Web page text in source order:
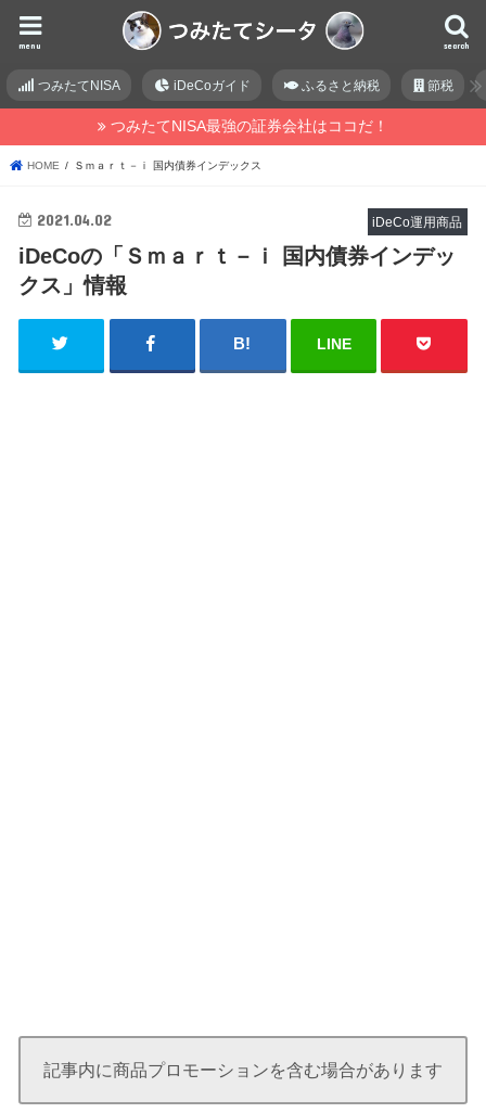
search
menu
つみたてNISA iDeCoガイド ふるさと納税 節税
つみたてNISA最強の証券会社はココだ！
HOME Ｓｍａｒｔ－ｉ 国内債券インデックス
iDeCo運用商品
2021.04.02
iDeCoの「Ｓｍａｒｔ－ｉ 国内債券インデッ
クス」情報
LINE
記事内に商品プロモーションを含む場合があります